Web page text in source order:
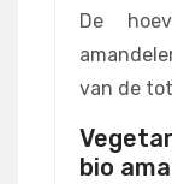
De
van de
bio